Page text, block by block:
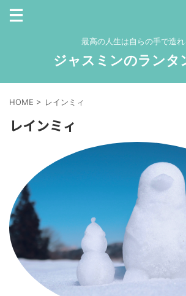
最高の人生は自らの手で造れ
ジャスミンのランタ
HOME > レインミィ
レインミィ